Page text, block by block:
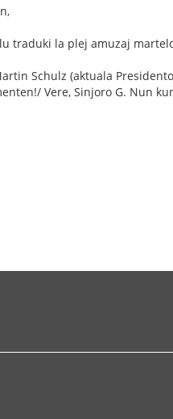
traduki la plej amuzaj
Schulz (aktuala
Vere, Sinjoro G. Nun